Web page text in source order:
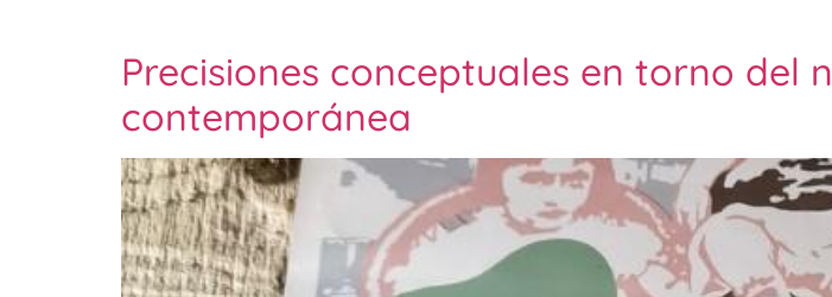
Precisiones conceptuales en torno del
contemporánea